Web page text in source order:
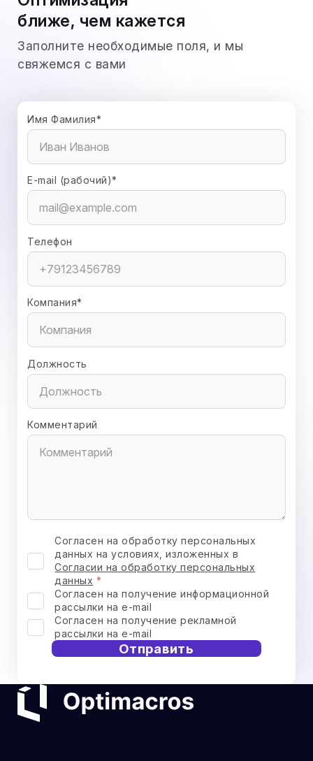
ближе, чем кажется
Заполните необходимые поля, и мы
свяжемся с вами
Имя Фамилия*
E-mail (рабочий)*
Телефон
Компания*
Должность
Комментарий
Согласен на обработку персональных
данных на условиях, изложенных в
Согласии на обработку персональных
данных
Согласен на получение информационной
рассылки на e-mail
Согласен на получение рекламной
рассылки на e-mail
Отправить